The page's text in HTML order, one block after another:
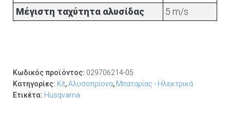
Μέγιστη ταχύτητα αλυσίδας
5 m/s
Κωδικός προϊόντος: 029706214-05
Κατηγορίες: Kit,Αλυσοπρίονα, Μπαταρίας - Ηλεκτρικά
Ετικέτα: Husqvarna